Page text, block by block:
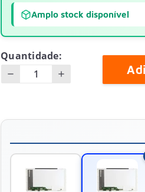
Amplo stock disponível
Quantidade: